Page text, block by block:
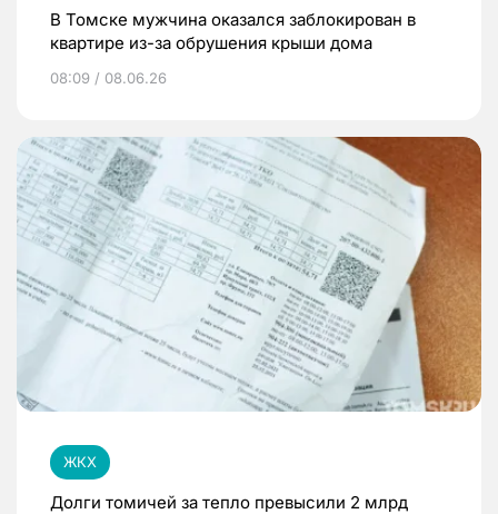
В Томске мужчина оказался заблокирован в
квартире из-за обрушения крыши дома
08:09 / 08.06.26
ЖКХ
Долги томичей за тепло превысили 2 млрд